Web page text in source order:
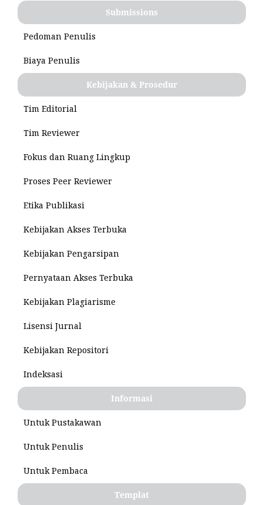
Submissions
Pedoman Penulis
Biaya Penulis
Kebijakan & Prosedur
Tim Editorial
Tim Reviewer
Fokus dan Ruang Lingkup
Proses Peer Reviewer
Etika Publikasi
Kebijakan Akses Terbuka
Kebijakan Pengarsipan
Pernyataan Akses Terbuka
Kebijakan Plagiarisme
Lisensi Jurnal
Kebijakan Repositori
Indeksasi
Informasi
Untuk Pustakawan
Untuk Penulis
Untuk Pembaca
Templat